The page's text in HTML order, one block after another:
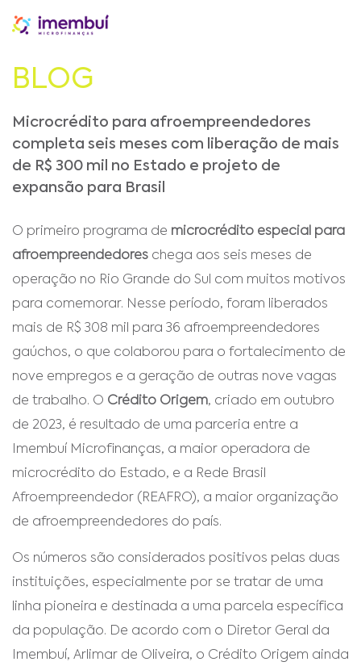
BLOG
Microcrédito para afroempreendedores
completa seis meses com liberação de mais
de R$ 300 mil no Estado e projeto de
expansão para Brasil
O primeiro programa de microcrédito especial para
afroempreendedores chega aos seis meses de
operação no Rio Grande do Sul com muitos motivos
para comemorar. Nesse período, foram liberados
mais de R$ 308 mil para 36 afroempreendedores
gaúchos, o que colaborou para o fortalecimento de
nove empregos e a geração de outras nove vagas
de trabalho. O Crédito Origem, criado em outubro
de 2023, é resultado de uma parceria entre a
Imembuí Microfinanças, a maior operadora de
microcrédito do Estado, e a Rede Brasil
Afroempreendedor (REAFRO), a maior organização
de afroempreendedores do país.
Os números são considerados positivos pelas duas
instituições, especialmente por se tratar de uma
linha pioneira e destinada a uma parcela específica
da população. De acordo com o Diretor Geral da
Imembuí, Arlimar de Oliveira, o Crédito Origem ainda